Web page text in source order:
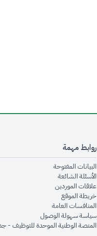
روابط مهمة
البيانات المفتوحةin new window
الأسئلة الشائعةin new window
علاقات الموردينin new window
خريطة الموقعopens in new window
المنافسات العامةin new window
سياسة سهولة الوصولnew window
المنصة الوطنية الموحدة للتوظيف -